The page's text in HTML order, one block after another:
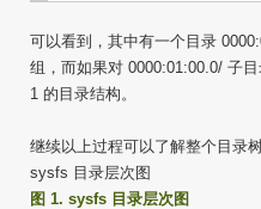
可以看到，其中有一个目录
组，而如果对 0000:01:00.0/ 子
1 的目录结构。
继续以上过程可以了解整个目录
sysfs 目录层次图
图 1. sysfs 目录层次图